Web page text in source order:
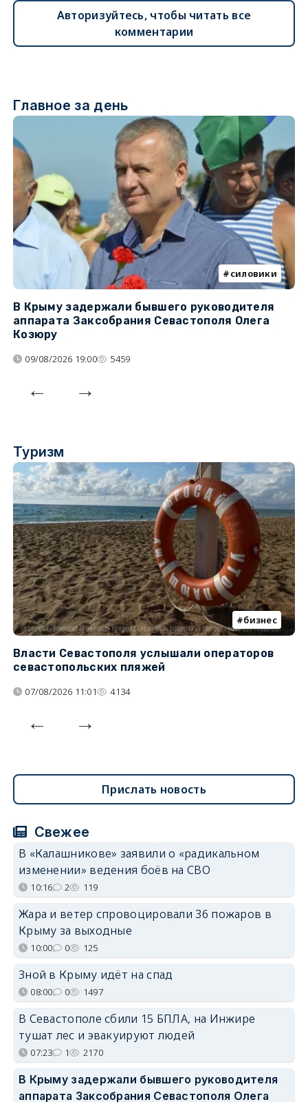
Авторизуйтесь, чтобы читать все
комментарии
Главное за день
силовики
В Крыму задержали бывшего руководителя
аппарата Заксобрания Севастополя Олега
Козюру
09/08/2026 19:00 5459
Туризм
бизнес
Власти Севастополя услышали операторов
севастопольских пляжей
07/08/2026 11:01 4134
Прислать новость
Свежее
В «Калашникове» заявили о «радикальном
изменении» ведения боёв на СВО
10:16 2 119
Жара и ветер спровоцировали 36 пожаров в
Крыму за выходные
10:00 0 125
Зной в Крыму идёт на спад
08:00 0 1497
В Севастополе сбили 15 БПЛА, на Инжире
тушат лес и эвакуируют людей
07:23 1 2170
В Крыму задержали бывшего руководителя
аппарата Заксобрания Севастополя Олега